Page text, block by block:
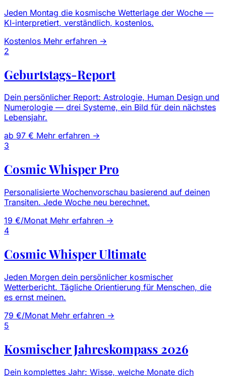
Jeden Montag die kosmische Wetterlage der Woche —
KI-interpretiert, verständlich, kostenlos.
Kostenlos Mehr erfahren →
2
Geburtstags-Report
Dein persönlicher Report: Astrologie, Human Design und
Numerologie — drei Systeme, ein Bild für dein nächstes
Lebensjahr.
ab 97 € Mehr erfahren →
3
Cosmic Whisper Pro
Personalisierte Wochenvorschau basierend auf deinen
Transiten. Jede Woche neu berechnet.
19 €/Monat Mehr erfahren →
4
Cosmic Whisper Ultimate
Jeden Morgen dein persönlicher kosmischer
Wetterbericht. Tägliche Orientierung für Menschen, die
es ernst meinen.
79 €/Monat Mehr erfahren →
5
Kosmischer Jahreskompass 2026
Dein komplettes Jahr: Wisse, welche Monate dich